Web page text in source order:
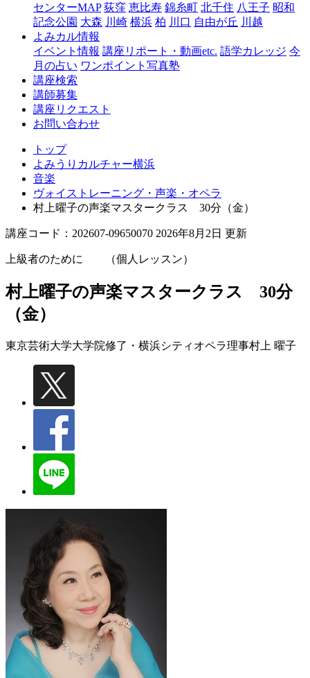
浜
センターMAP 荻窪 恵比寿 錦糸町 北千住 八王子 昭和
記念公園 大森 川崎 横浜 柏 川口 自由が丘 川越
よみカル情報
イベント情報 講座リポート・動画etc. 語学カレッジ 今
月の占い ワンポイント写真塾
講座検索
講師募集
講座リクエスト
お問い合わせ
トップ
よみうりカルチャー横浜
音楽
ヴォイストレーニング・声楽・オペラ
村上曜子の声楽マスタークラス 30分（金）
講座コード：202607-09650070 2026年8月2日 更新
上級者のために （個人レッスン）
村上曜子の声楽マスタークラス 30分
（金）
東京芸術大学大学院修了・横浜シティオペラ理事村上 曜子